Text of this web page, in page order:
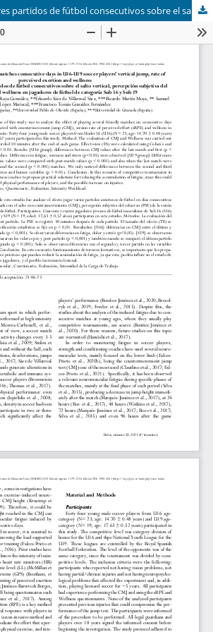
Efectos de jugar tres partidos de fútbol consecutivos sobre el salto vertical, percepción subjetiva del es-fuerzo y el wellness en jugadores de fútbol de categoría Sub 16 y Sub 19 (Effects of playing three matches consecutive days in U16-U19 soccer players’ vertical jump, rate of perceived exertion and wellness)